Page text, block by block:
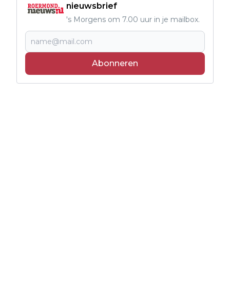
nieuwsbrief
's Morgens om 7.00 uur in je mailbox.
Abonneren